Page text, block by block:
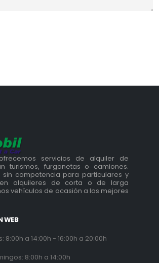
servicios de alquiler de
turismos, furgonetas o camiones.
sin competencia para particulares y
alquileres de corta o de larga
vehículos de ocasión a los mejores
WEB
8:00h a 14:00h - 16:00h a 20:00h
8:00h a 14:00h